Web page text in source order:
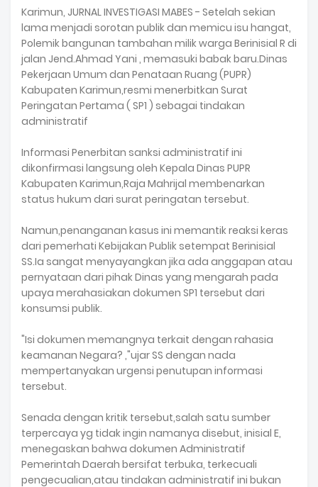
Karimun, JURNAL INVESTIGASI MABES - Setelah sekian
lama menjadi sorotan publik dan memicu isu hangat,
Polemik bangunan tambahan milik warga Berinisial R di
jalan Jend.Ahmad Yani , memasuki babak baru.Dinas
Pekerjaan Umum dan Penataan Ruang (PUPR)
Kabupaten Karimun,resmi menerbitkan Surat
Peringatan Pertama ( SP1 ) sebagai tindakan
administratif
Informasi Penerbitan sanksi administratif ini
dikonfirmasi langsung oleh Kepala Dinas PUPR
Kabupaten Karimun,Raja Mahrijal membenarkan
status hukum dari surat peringatan tersebut.
Namun,penanganan kasus ini memantik reaksi keras
dari pemerhati Kebijakan Publik setempat Berinisial
SS.Ia sangat menyayangkan jika ada anggapan atau
pernyataan dari pihak Dinas yang mengarah pada
upaya merahasiakan dokumen SP1 tersebut dari
konsumsi publik.
"Isi dokumen memangnya terkait dengan rahasia
keamanan Negara? ,"ujar SS dengan nada
mempertanyakan urgensi penutupan informasi
tersebut.
Senada dengan kritik tersebut,salah satu sumber
terpercaya yg tidak ingin namanya disebut, inisial E,
menegaskan bahwa dokumen Administratif
Pemerintah Daerah bersifat terbuka, terkecuali
pengecualian,atau tindakan administratif ini bukan